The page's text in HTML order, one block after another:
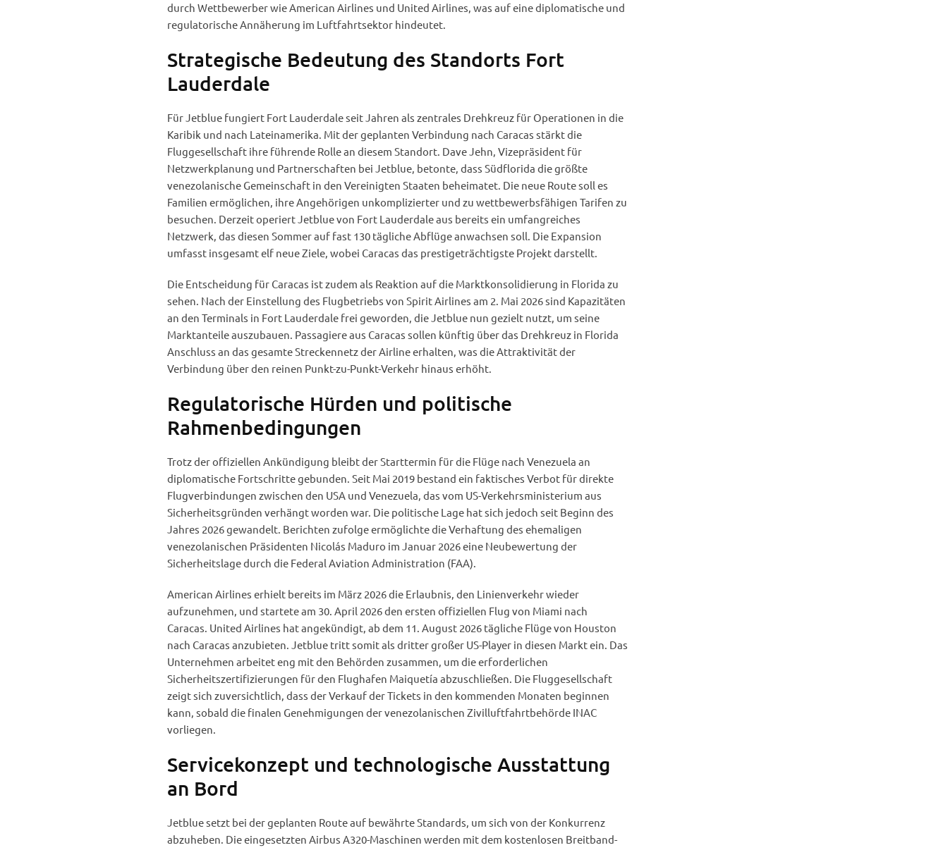
durch Wettbewerber wie American Airlines und United Airlines, was auf eine diplomatische und
regulatorische Annäherung im Luftfahrtsektor hindeutet.
Strategische Bedeutung des Standorts Fort
Lauderdale
Für Jetblue fungiert Fort Lauderdale seit Jahren als zentrales Drehkreuz für Operationen in die
Karibik und nach Lateinamerika. Mit der geplanten Verbindung nach Caracas stärkt die
Fluggesellschaft ihre führende Rolle an diesem Standort. Dave Jehn, Vizepräsident für
Netzwerkplanung und Partnerschaften bei Jetblue, betonte, dass Südflorida die größte
venezolanische Gemeinschaft in den Vereinigten Staaten beheimatet. Die neue Route soll es
Familien ermöglichen, ihre Angehörigen unkomplizierter und zu wettbewerbsfähigen Tarifen zu
besuchen. Derzeit operiert Jetblue von Fort Lauderdale aus bereits ein umfangreiches
Netzwerk, das diesen Sommer auf fast 130 tägliche Abflüge anwachsen soll. Die Expansion
umfasst insgesamt elf neue Ziele, wobei Caracas das prestigeträchtigste Projekt darstellt.
Die Entscheidung für Caracas ist zudem als Reaktion auf die Marktkonsolidierung in Florida zu
sehen. Nach der Einstellung des Flugbetriebs von Spirit Airlines am 2. Mai 2026 sind Kapazitäten
an den Terminals in Fort Lauderdale frei geworden, die Jetblue nun gezielt nutzt, um seine
Marktanteile auszubauen. Passagiere aus Caracas sollen künftig über das Drehkreuz in Florida
Anschluss an das gesamte Streckennetz der Airline erhalten, was die Attraktivität der
Verbindung über den reinen Punkt-zu-Punkt-Verkehr hinaus erhöht.
Regulatorische Hürden und politische
Rahmenbedingungen
Trotz der offiziellen Ankündigung bleibt der Starttermin für die Flüge nach Venezuela an
diplomatische Fortschritte gebunden. Seit Mai 2019 bestand ein faktisches Verbot für direkte
Flugverbindungen zwischen den USA und Venezuela, das vom US-Verkehrsministerium aus
Sicherheitsgründen verhängt worden war. Die politische Lage hat sich jedoch seit Beginn des
Jahres 2026 gewandelt. Berichten zufolge ermöglichte die Verhaftung des ehemaligen
venezolanischen Präsidenten Nicolás Maduro im Januar 2026 eine Neubewertung der
Sicherheitslage durch die Federal Aviation Administration (FAA).
American Airlines erhielt bereits im März 2026 die Erlaubnis, den Linienverkehr wieder
aufzunehmen, und startete am 30. April 2026 den ersten offiziellen Flug von Miami nach
Caracas. United Airlines hat angekündigt, ab dem 11. August 2026 tägliche Flüge von Houston
nach Caracas anzubieten. Jetblue tritt somit als dritter großer US-Player in diesen Markt ein. Das
Unternehmen arbeitet eng mit den Behörden zusammen, um die erforderlichen
Sicherheitszertifizierungen für den Flughafen Maiquetía abzuschließen. Die Fluggesellschaft
zeigt sich zuversichtlich, dass der Verkauf der Tickets in den kommenden Monaten beginnen
kann, sobald die finalen Genehmigungen der venezolanischen Zivilluftfahrtbehörde INAC
vorliegen.
Servicekonzept und technologische Ausstattung
an Bord
Jetblue setzt bei der geplanten Route auf bewährte Standards, um sich von der Konkurrenz
abzuheben. Die eingesetzten Airbus A320-Maschinen werden mit dem kostenlosen Breitband-